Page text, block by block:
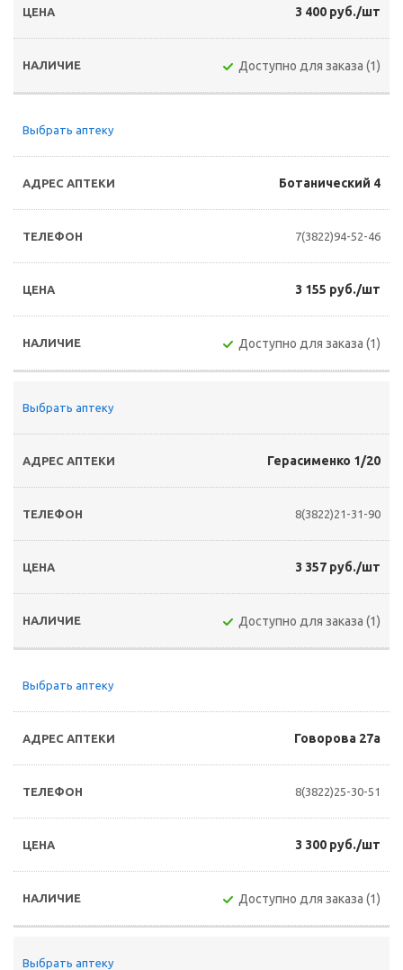
3 400 руб./шт
Доступно для заказа (1)
Выбрать аптеку
Ботанический 4
7(3822)94-52-46
3 155 руб./шт
Доступно для заказа (1)
Выбрать аптеку
Герасименко 1/20
8(3822)21-31-90
3 357 руб./шт
Доступно для заказа (1)
Выбрать аптеку
Говорова 27а
8(3822)25-30-51
3 300 руб./шт
Доступно для заказа (1)
Выбрать аптеку